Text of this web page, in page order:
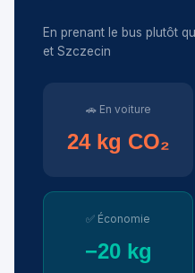
En prenant le bus plutôt
et Szczecin
🚗 En voiture
24 kg CO₂
✅ Économie
−20 kg